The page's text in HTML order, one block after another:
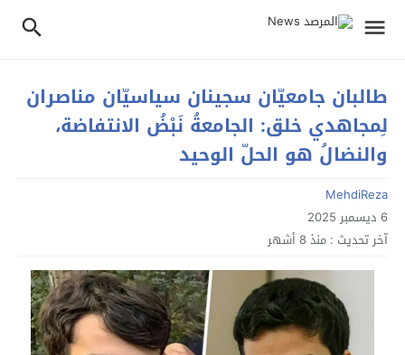
طالبان جامعیّان سجينان سیاسیّان مناصران
لِمجاهدي خلق: الجامعةُ نَبْضُ الانتفاضة،
والنضالُ هو الحلّ الوحيد
MehdiReza
6 ديسمبر 2025
آخر تحديث : منذ 8 أشهر